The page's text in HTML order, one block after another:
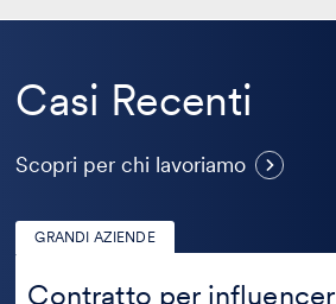
Casi Recenti
Scopri per chi lavoriamo
GRANDI AZIENDE
Contratto per influencer
Contratto
per